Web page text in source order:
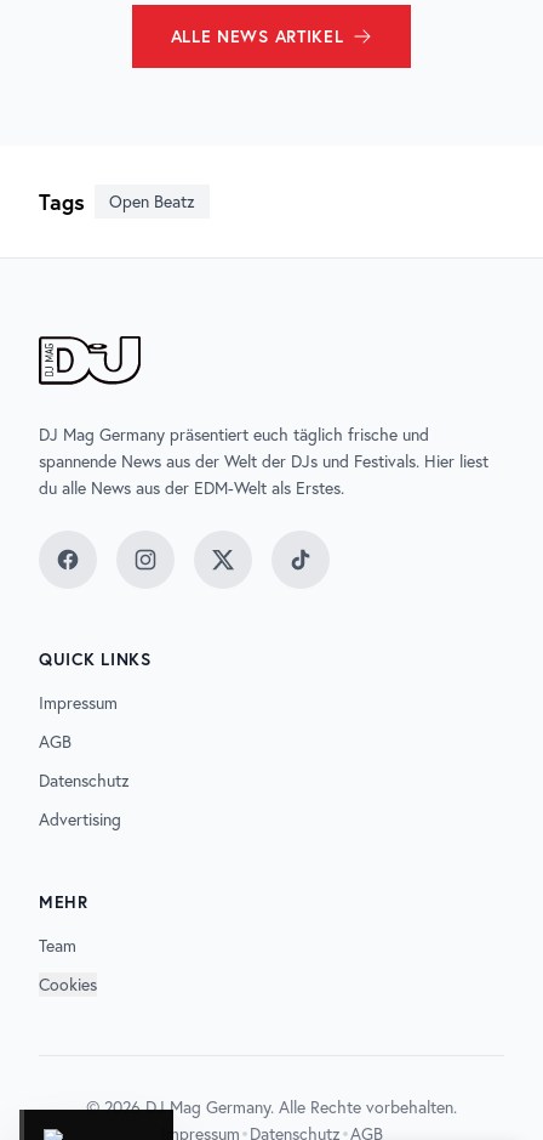
ALLE NEWS ARTIKEL
Tags Open Beatz
DJ Mag Germany präsentiert euch täglich frische und
spannende News aus der Welt der DJs und Festivals. Hier liest
du alle News aus der EDM-Welt als Erstes.
FacebookInstagramTwitter TikTok
QUICK LINKS
Impressum
AGB
Datenschutz
Advertising
MEHR
Team
Cookies
©2026DJ Mag Germany. Alle Rechte vorbehalten.
Impressum•Datenschutz•AGB